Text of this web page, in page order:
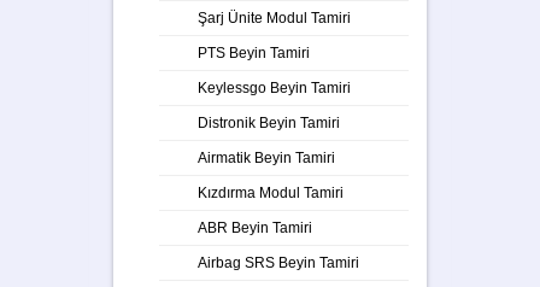
Şarj Ünite Modul Tamiri
PTS Beyin Tamiri
Keylessgo Beyin Tamiri
Distronik Beyin Tamiri
Airmatik Beyin Tamiri
Kızdırma Modul Tamiri
ABR Beyin Tamiri
Airbag SRS Beyin Tamiri